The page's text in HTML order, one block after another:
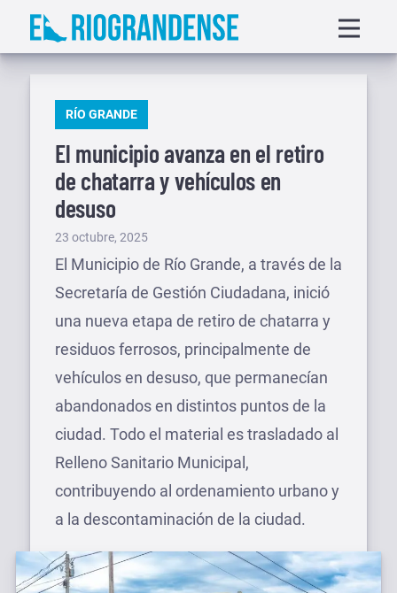
Saltar
menu
PUBLICADO
RÍO GRANDE
El municipio avanza en el retiro
de chatarra y vehículos en
desuso
Publicado
el
23 octubre, 2025
El Municipio de Río Grande, a través de la
Secretaría de Gestión Ciudadana, inició
una nueva etapa de retiro de chatarra y
residuos ferrosos, principalmente de
vehículos en desuso, que permanecían
abandonados en distintos puntos de la
ciudad. Todo el material es trasladado al
Relleno Sanitario Municipal,
contribuyendo al ordenamiento urbano y
a la descontaminación de la ciudad.